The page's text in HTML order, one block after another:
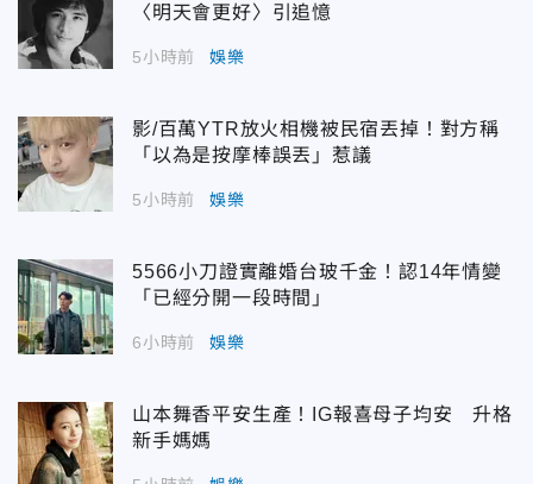
〈明天會更好〉引追憶
5小時前 娛樂
影/百萬YTR放火相機被民宿丟掉！對方稱
「以為是按摩棒誤丟」惹議
5小時前 娛樂
5566小刀證實離婚台玻千金！認14年情變
「已經分開一段時間」
6小時前 娛樂
山本舞香平安生產！IG報喜母子均安 升格
新手媽媽